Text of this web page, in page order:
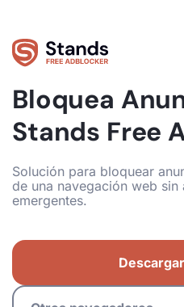
Bloquea
Stands Free
Solución para bloquear
de una navegación web sin
emergentes.